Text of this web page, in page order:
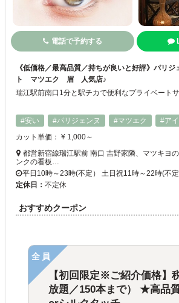
電話で予約する
《低価格／最高品質／持ちが良いと好評》パリ
ト マツエク 眉 人気店♪
#安い
#パリジェンヌ #マツエク #ア
カット単価： ¥ 1,000～
都営新宿線瑞江駅前 南口 吉野家隣、マツキヨ
ンクの看板…
平日10時～23時(不定） 土日祝11時～22時(不定
定休日： 不定休
おすすめクーポン
全員
【初回限定※ご紹介価格】
放題／150本まで） ★高品